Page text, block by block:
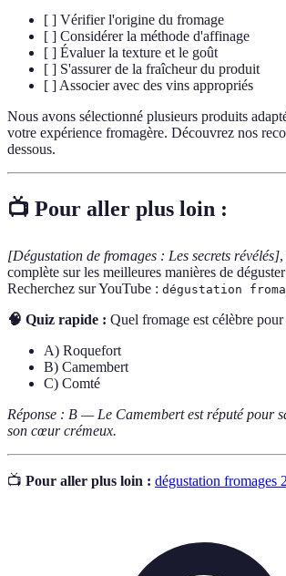
[ ] Vérifier l'origine du fromage
[ ] Considérer la méthode d'affinage
[ ] Évaluer la texture et le goût
[ ] S'assurer de la fraîcheur du produit
[ ] Associer avec des vins appropriés
Nous avons sélectionné plusieurs produits
votre expérience fromagère. Découvrez nos
dessous.
📺 Pour aller plus loin :
[Dégustation de fromages : Les secrets révélés]
complète sur les meilleures manières de
Recherchez sur YouTube : dégustation
🧠 Quiz rapide : Quel fromage est célèbre
A) Roquefort
B) Camembert
C) Comté
Réponse : B — Le Camembert est réputé pour
son cœur crémeux.
📺 Pour aller plus loin : dégustation fromages